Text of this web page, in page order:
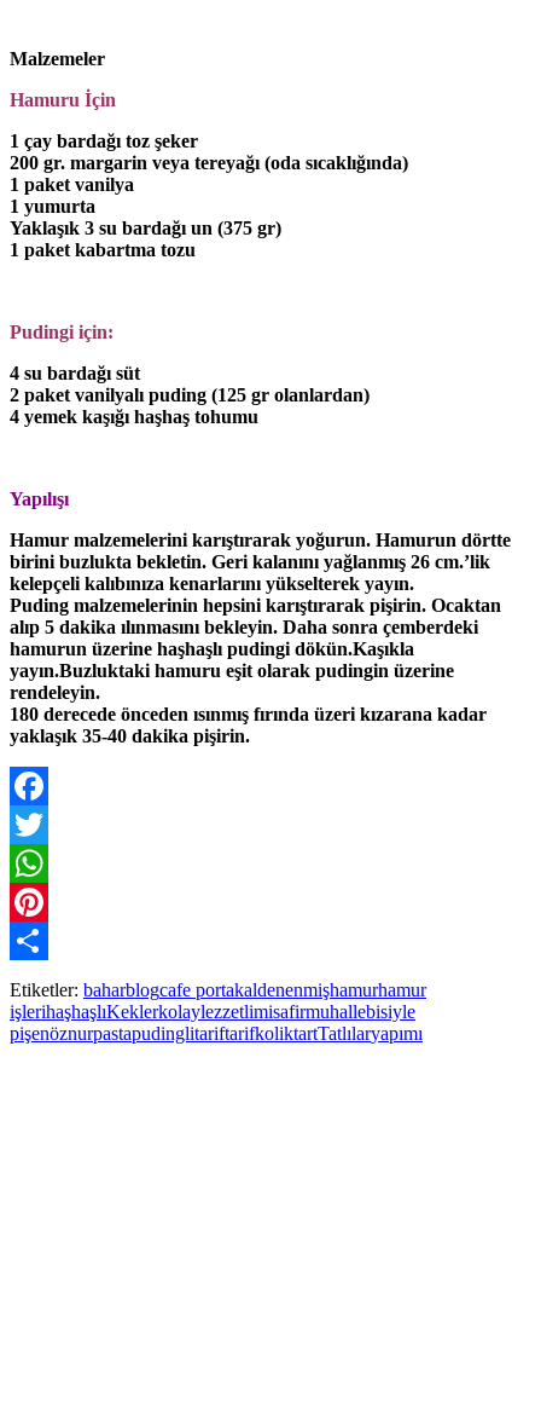
Malzemeler
Hamuru İçin
1 çay bardağı toz şeker
200 gr. margarin veya tereyağı (oda sıcaklığında)
1 paket vanilya
1 yumurta
Yaklaşık 3 su bardağı un (375 gr)
1 paket kabartma tozu
Pudingi için:
4 su bardağı süt
2 paket vanilyalı puding (125 gr olanlardan)
4 yemek kaşığı haşhaş tohumu
Yapılışı
Hamur malzemelerini karıştırarak yoğurun. Hamurun dörtte
birini buzlukta bekletin. Geri kalanını yağlanmış 26 cm.’lik
kelepçeli kalıbınıza kenarlarını yükselterek yayın.
Puding malzemelerinin hepsini karıştırarak pişirin. Ocaktan
alıp 5 dakika ılınmasını bekleyin. Daha sonra çemberdeki
hamurun üzerine haşhaşlı pudingi dökün.Kaşıkla
yayın.Buzluktaki hamuru eşit olarak pudingin üzerine
rendeleyin.
180 derecede önceden ısınmış fırında üzeri kızarana kadar
yaklaşık 35-40 dakika pişirin.
Facebook
Twitter
WhatsApp
Pinterest
Paylaş
Etiketler: baharblogcafe portakaldenenmişhamurhamur
işlerihaşhaşlıKeklerkolaylezzetlimisafirmuhallebisiyle
pişenöznurpastapudinglitariftarifkoliktartTatlılaryapımı